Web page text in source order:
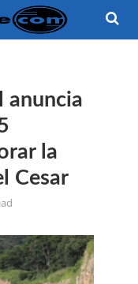
anuncia
la
Cesar